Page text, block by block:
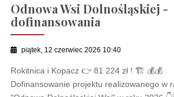
Odnowa Wsi Dolnośląskiej -
dofinansowania
piątek, 12 czerwiec 2026 10:40
Rokitnica i Kopacz 👉 81 224 zł ! 🏗 💰💰
Dofinansowanie projektu realizowanego w